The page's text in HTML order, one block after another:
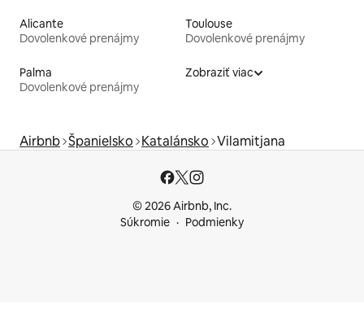
Alicante
Dovolenkové prenájmy
Toulouse
Dovolenkové prenájmy
Palma
Dovolenkové prenájmy
Zobraziť viac
Airbnb Španielsko Katalánsko Vilamitjana
© 2026 Airbnb, Inc.
Súkromie
Podmienky